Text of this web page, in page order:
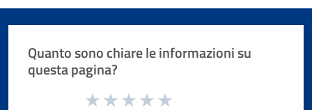
Quanto sono chiare le informazioni su
questa pagina?
Valuta da 1 a 5 stelle la pagina